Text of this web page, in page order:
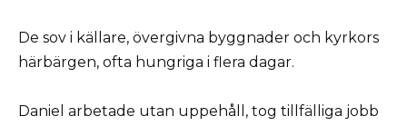
De sov i källare, övergivna byggnader och kyrkors
härbärgen, ofta hungriga i flera dagar.
Daniel arbetade utan uppehåll, tog tillfälliga jobb